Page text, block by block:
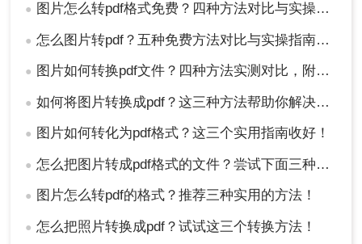
● 图片怎么转pdf格式免费？四种方法对比与实操指南（附详细表格）!
● 怎么图片转pdf？五种免费方法对比与实操指南（附详细表格）！
● 图片如何转换pdf文件？四种方法实测对比，附各场景最优选！
● 如何将图片转换成pdf？这三种方法帮助你解决问题！
● 图片如何转化为pdf格式？这三个实用指南收好！
● 怎么把图片转成pdf格式的文件？尝试下面三种方法！
● 图片怎么转pdf的格式？推荐三种实用的方法！
● 怎么把照片转换成pdf？试试这三个转换方法！